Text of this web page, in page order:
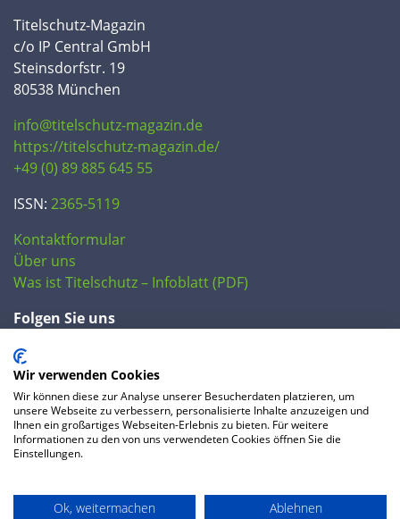
Titelschutz-Magazin
c/o IP Central GmbH
Steinsdorfstr. 19
80538 München
info@titelschutz-magazin.de
https://titelschutz-magazin.de/
+49 (0) 89 885 645 55
ISSN: 2365-5119
Kontaktformular
Über uns
Was ist Titelschutz – Infoblatt (PDF)
Folgen Sie uns
FAQ
Datenschutzerklärung AGB Preise
Wir verwenden Cookies
Wir können diese zur Analyse unserer Besucherdaten platzieren, um
unsere Webseite zu verbessern, personalisierte Inhalte anzuzeigen und
Ihnen ein großartiges Webseiten-Erlebnis zu bieten. Für weitere
Informationen zu den von uns verwendeten Cookies öffnen Sie die
Einstellungen.
Ok, weitermachen Ablehnen